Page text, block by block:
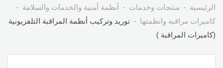
الرئيسية منتجات وخدمات
أنظمة أمنية والخدمات والسلامة
كاميرات مراقبه وانظمتها
توريد وتركيب أنظمة المراقبة التلفزيونية
(كاميرات المراقبة )